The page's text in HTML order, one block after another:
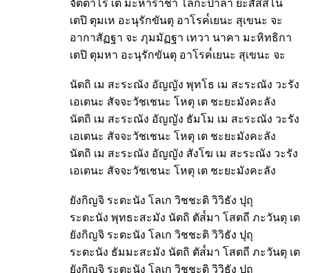
จัตตาโร เต มะหาราชา โลกะปาลา ยะสัสสิโน
เตปิ ตุมเห อะนุรักขันตุ อาโรค๎เยนะ สุเขนะ จะ
อากาสัฏฐา จะ ภุมมัฏฐา เทวา นาคา มะหิทธิกา
เตปิ ตุมหา อะนุรักขันตุ อาโรค๎เยนะ สุเขนะ จะ
นัตถิ เม สะระณัง อัญญัง พุทโธ เม สะระณัง วะรัง
เอเตนะ สัจจะวัชเชนะ โหตุ เต ชะยะมังคะลัง
นัตถิ เม สะระณัง อัญญัง ธัมโม เม สะระณัง วะรัง
เอเตนะ สัจจะวัชเชนะ โหตุ เต ชะยะมังคะลัง
นัตถิ เม สะระณัง อัญญัง สังโฆ เม สะระณัง วะรัง
เอเตนะ สัจจะวัชเชนะ โหตุ เต ชะยะมังคะลัง
ยังกิญจิ ระตะนัง โลเก วิชชะติ วิวิธัง ปุถุ
ระตะนัง พุทธะสะมัง นัตถิ ตัส๎มา โสตถี ภะวันตุ เต
ยังกิญจิ ระตะนัง โลเก วิชชะติ วิวิธัง ปุถุ
ระตะนัง ธัมมะสะมัง นัตถิ ตัส๎มา โสตถี ภะวันตุ เต
ยังกิญจิ ระตะนัง โลเก วิชชะติ วิวิธัง ปุถุ